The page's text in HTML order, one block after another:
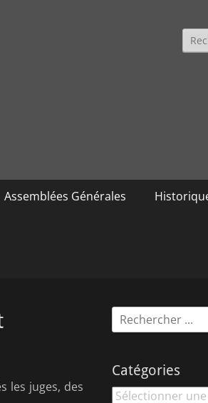
Assemblées Générales
les juges, des
Rechercher :
Catégories
Catégories